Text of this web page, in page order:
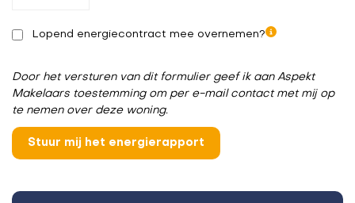
Lopend energiecontract mee overnemen?
Door het versturen van dit formulier geef ik aan Aspekt
Makelaars toestemming om per e-mail contact met mij op
te nemen over deze woning.